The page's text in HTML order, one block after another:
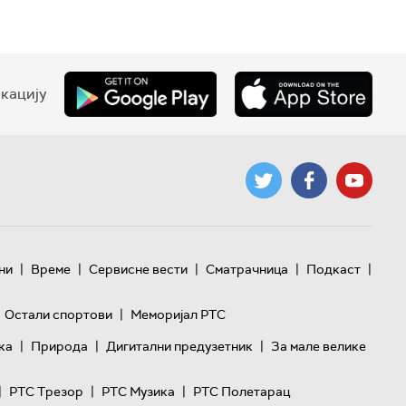
| Време | Сервисне вести | Сматрачница | Подкаст |
Остали спортови | Меморијал РТС
| Природа | Дигитални предузетник | За мале велике
РТС Трезор | РТС Музика | РТС Полетарац